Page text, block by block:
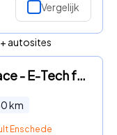
Vergelijk
autosites
Renault Espace - E-Tech full hybrid 200 esprit Alpine 7p. - RIJKLAARPRIJS - A
km
Enschede